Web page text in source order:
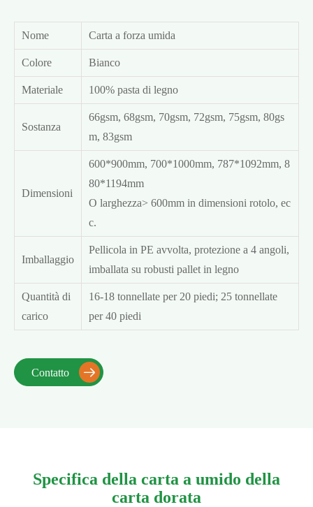
Nome Carta a forza umida
Colore Bianco
Materiale 100% pasta di legno
Sostanza
66gsm, 68gsm, 70gsm, 72gsm, 75gsm, 80gs
m, 83gsm
Dimensioni
600*900mm, 700*1000mm, 787*1092mm, 8
80*1194mm
O larghezza> 600mm in dimensioni rotolo, ec
c.
Imballaggio
Pellicola in PE avvolta, protezione a 4 angoli,
imballata su robusti pallet in legno
Quantità di
carico
16-18 tonnellate per 20 piedi; 25 tonnellate
per 40 piedi
Contatto 
Specifica della carta a umido della
carta dorata